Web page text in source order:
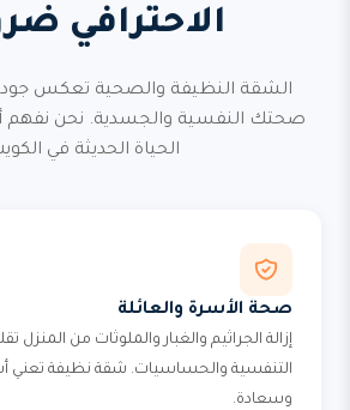
الاحترافي
الشقة النظيفة والصحية تعكس
صحتك النفسية والجسدية. نحن نفهم
الحياة الحديثة في
صحة الأسرة والعائلة
إزالة الجراثيم والغبار والملوثات من المنزل
التنفسية والحساسيات. شقة نظيفة تعني
وسعادة.